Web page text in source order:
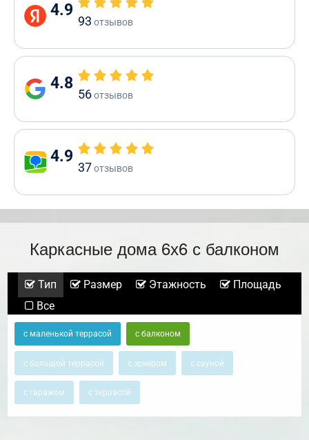
4.9
93 отзывов
4.8
56отзывов
4.9
37отзывов
Каркасные дома 6х6 с балконом
Тип Размер Этажность
Площадь
Все
с маленькой террасой с балконом
с большой террасой с эркером с сауной
с гаражом с террасой